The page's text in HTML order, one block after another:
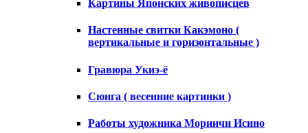
Картины Японских живописцев
Настенные свитки Какэмоно (
вертикальные и горизонтальные )
Гравюра Укиэ-ё
Сюнга ( весенние картинки )
Работы художника Мориичи Исино